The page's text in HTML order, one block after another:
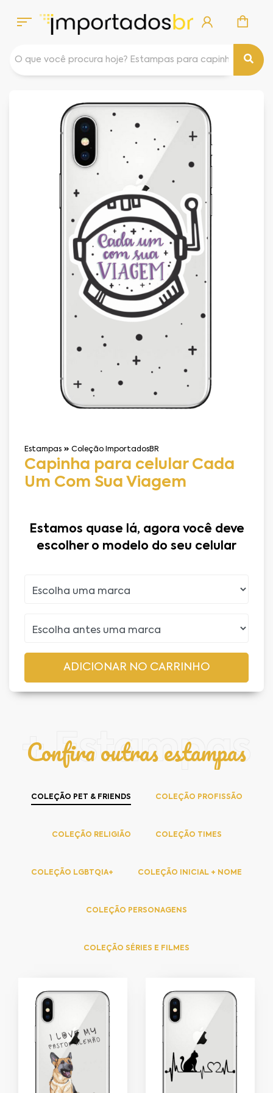
Estampas Coleção ImportadosBR
Capinha para celular Cada
Um Com Sua Viagem
Estamos quase lá, agora você deve
escolher o modelo do seu celular
Confira outras estampas
+ Estampas
COLEÇÃO PET & FRIENDS COLEÇÃO PROFISSÃO
COLEÇÃO RELIGIÃO COLEÇÃO TIMES
COLEÇÃO LGBTQIA+ COLEÇÃO INICIAL + NOME
COLEÇÃO PERSONAGENS
COLEÇÃO SÉRIES E FILMES